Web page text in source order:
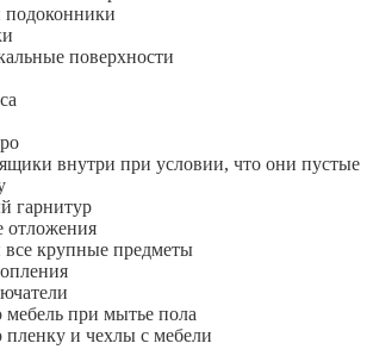
поверхности
внутри при условии, что они пустые
гарнитур
крупные предметы
при мытье пола
и чехлы с мебели